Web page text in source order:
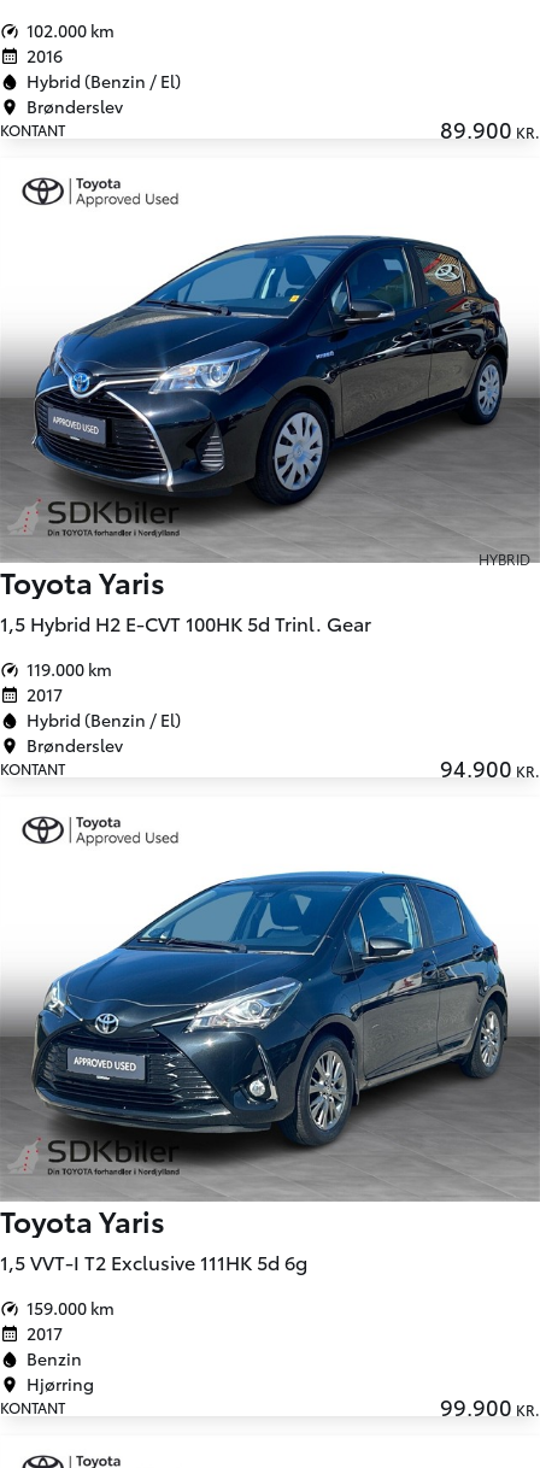
102.000 km
2016
Hybrid (Benzin / El)
Brønderslev
KONTANT 89.900 KR.
HYBRID
Toyota Yaris
1,5 Hybrid H2 E-CVT 100HK 5d Trinl. Gear
119.000 km
2017
Hybrid (Benzin / El)
Brønderslev
KONTANT 94.900 KR.
Toyota Yaris
1,5 VVT-I T2 Exclusive 111HK 5d 6g
159.000 km
2017
Benzin
Hjørring
KONTANT 99.900 KR.